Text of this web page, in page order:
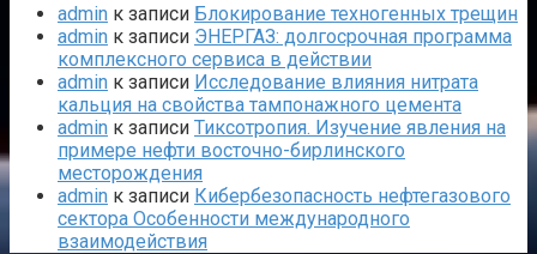
admin к записи Блокирование техногенных трещин
admin к записи ЭНЕРГАЗ: долгосрочная программа
комплексного сервиса в действии
admin к записи Исследование влияния нитрата
кальция на свойства тампонажного цемента
admin к записи Тиксотропия. Изучение явления на
примере нефти восточно-бирлинского
месторождения
admin к записи Кибербезопасность нефтегазового
сектора Особенности международного
взаимодействия